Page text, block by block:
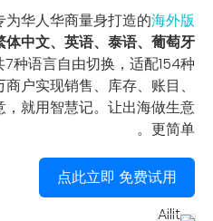
为华人华商量身打造的海外版
体中文、英语、泰语、葡萄牙
7种语言自由切换，适配154种
户实现销售、库存、账目、
就用智慧记。让出海做生意
更简单。
点此立即 免费试用